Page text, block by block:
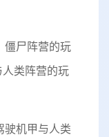
僵尸阵营的玩
类阵营的玩
驶机甲与人类